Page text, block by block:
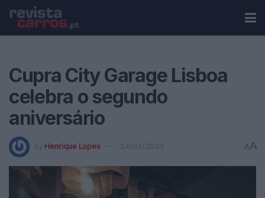
Cupra City Garage Lisboa
celebra o segundo
aniversário
by Henrique Lopes 14/02/2024 AA